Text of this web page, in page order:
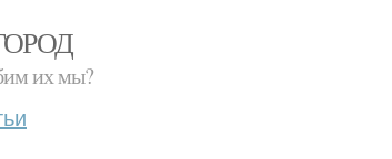
их мы?